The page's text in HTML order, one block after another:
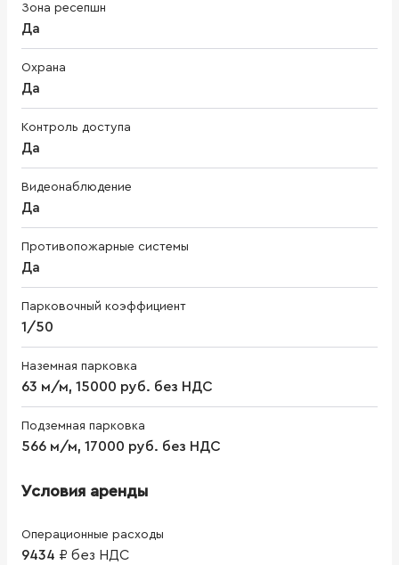
Зона ресепшн
Да
Охрана
Да
Контроль доступа
Да
Видеонаблюдение
Да
Противопожарные системы
Да
Парковочный коэффициент
1/50
Наземная парковка
63 м/м, 15000 руб. без НДС
Подземная парковка
566 м/м, 17000 руб. без НДС
Условия аренды
Операционные расходы
9434 ₽ без НДС